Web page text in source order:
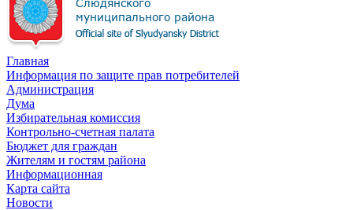
Главная
Информация по защите прав потребителей
Администрация
Дума
Избирательная комиссия
Контрольно-счетная палата
Бюджет для граждан
Жителям и гостям района
Информационная
Карта сайта
Новости